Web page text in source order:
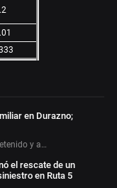
en Durazno;
y a…
el rescate de un
en Ruta 5